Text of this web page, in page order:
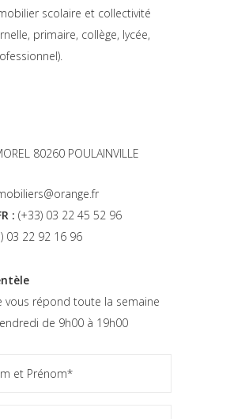
scolaire et collectivité
primaire, collège, lycée,
80260 POULAINVILLE
: (+33) 03 22 45 52 96
03 22 92 16 96
vous répond toute la semaine
de 9h00 à 19h00